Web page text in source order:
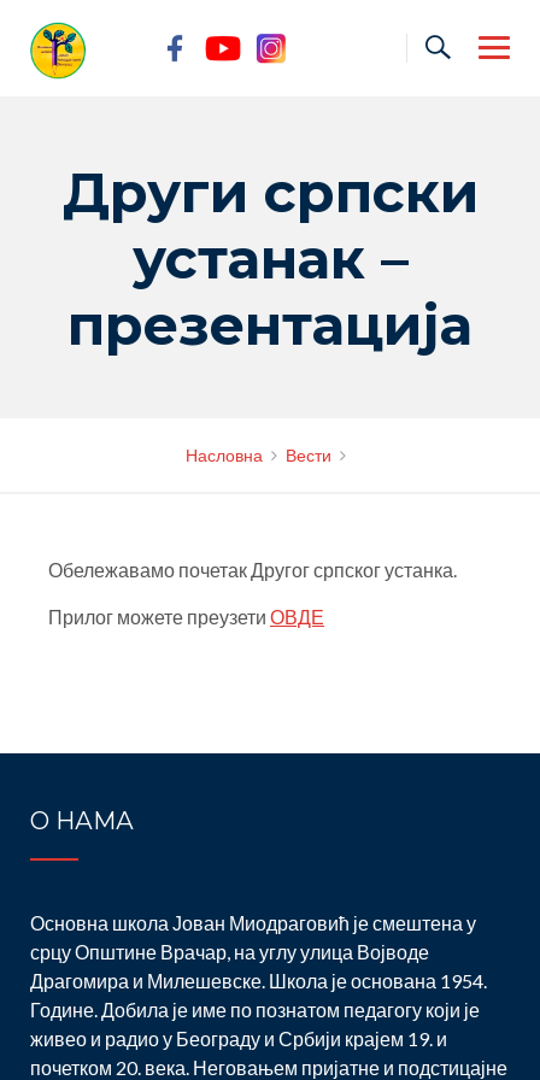
content
Други српски
устанак –
презентација
Насловна Вести
Обележавамо почетак Другог српског устанка.
Прилог можете преузети ОВДЕ
О НАМА
Основна школа Јован Миодраговић је смештена у
срцу Општине Врачар, на углу улица Војводе
Драгомира и Милешевске. Школа је основана 1954.
Године. Добила је име по познатом педагогу који је
живео и радио у Београду и Србији крајем 19. и
почетком 20. века. Неговањем пријатне и подстицајне